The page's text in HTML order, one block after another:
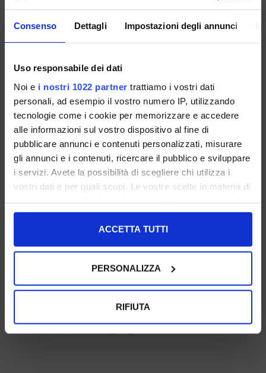
Consenso Dettagli Impostazioni degli annunci
Uso responsabile dei dati
Noi e i nostri 1022 partner trattiamo i vostri dati
personali, ad esempio il vostro numero IP, utilizzando
tecnologie come i cookie per memorizzare e accedere
alle informazioni sul vostro dispositivo al fine di
pubblicare annunci e contenuti personalizzati, misurare
gli annunci e i contenuti, ricercare il pubblico e sviluppare
i servizi. Avete la possibilità di scegliere chi utilizza i
vostri dati e per quali scopi. Le vostre scelte in materia di
in cui avete effettuato le vostre scelte. È possibile
modificare o revocare il proprio consenso in qualsiasi
momento dalla Dichiarazione sui cookie o facendo clic
Con il tuo consenso, vorremmo anche:
raccogliere informazioni sulla tua posizione
ACCETTA TUTTI
PERSONALIZZA
RIFIUTA
WICKER
UNTERSTÜTZUNG: